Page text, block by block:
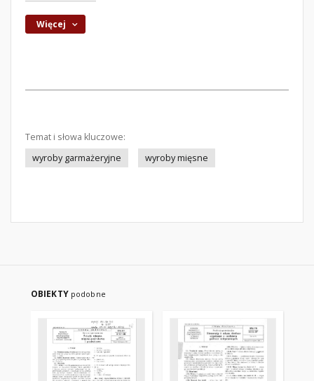
Więcej
Temat i słowa kluczowe:
wyroby garmażeryjne
wyroby mięsne
OBIEKTY podobne